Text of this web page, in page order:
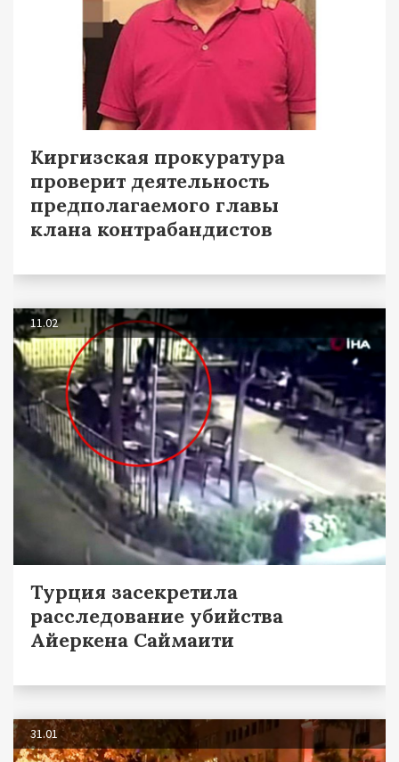
Киргизская прокуратура
проверит деятельность
предполагаемого главы
клана контрабандистов
11.02
Турция засекретила
расследование убийства
Айеркена Саймаити
31.01